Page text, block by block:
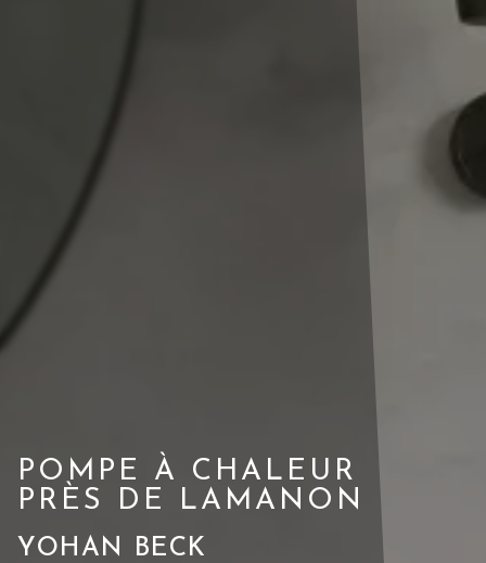
POMPE À CHALEUR
PRÈS DE LAMANON
YOHAN BECK